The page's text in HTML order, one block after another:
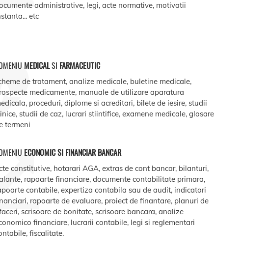
administrative, legi, acte normative, motivatii
etc
MEDICALSI FARMACEUTIC
de tratament, analize medicale, buletine medicale,
medicamente, manuale de utilizare aparatura
proceduri, diplome si acreditari, bilete de iesire, studii
studii de caz, lucrari stiintifice, examene medicale, glosare
termeni
ECONOMIC SI FINANCIAR BANCAR
constitutive, hotarari AGA, extras de cont bancar, bilanturi,
rapoarte financiare, documente contabilitate primara,
contabile, expertiza contabila sau de audit, indicatori
rapoarte de evaluare, proiect de finantare, planuri de
scrisoare de bonitate, scrisoare bancara, analize
financiare, lucrarii contabile, legi si reglementari
fiscalitate.